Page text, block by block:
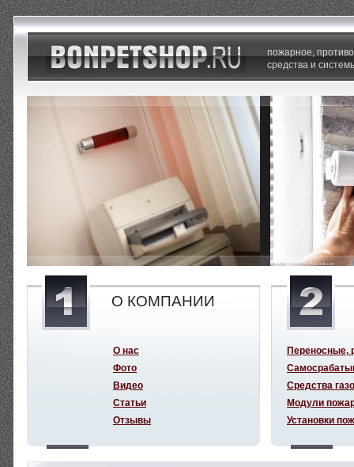
пожарное,
средства и
О КОМПАНИИ
О нас
Фото
Видео
Статьи
Отзывы
Переносные,
Средства
Модули
Установки